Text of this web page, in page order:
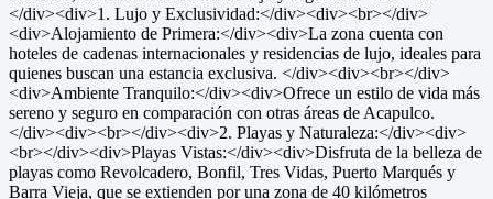
</div><div>1. Lujo y Exclusividad:</div><div><br></div>
<div>Alojamiento de Primera:</div><div>La zona cuenta con
hoteles de cadenas internacionales y residencias de lujo, ideales para
quienes buscan una estancia exclusiva. </div><div><br></div>
<div>Ambiente Tranquilo:</div><div>Ofrece un estilo de vida más
sereno y seguro en comparación con otras áreas de Acapulco.
</div><div><br></div><div>2. Playas y Naturaleza:</div><div>
<br></div><div>Playas Vistas:</div><div>Disfruta de la belleza de
playas como Revolcadero, Bonfil, Tres Vidas, Puerto Marqués y
Barra Vieja, que se extienden por una zona de 40 kilómetros